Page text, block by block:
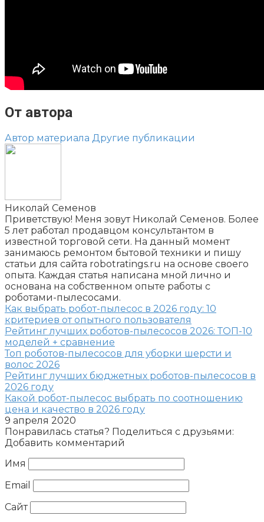
От автора
Автор материала Другие публикации
Николай Семенов
Приветствую! Меня зовут Николай Семенов. Более
5 лет работал продавцом консультантом в
известной торговой сети. На данный момент
занимаюсь ремонтом бытовой техники и пишу
статьи для сайта robotratings.ru на основе своего
опыта. Каждая статья написана мной лично и
основана на собственном опыте работы с
роботами-пылесосами.
Как выбрать робот-пылесос в 2026 году: 10
критериев от опытного пользователя
Рейтинг лучших роботов-пылесосов 2026: ТОП-10
моделей + сравнение
Топ роботов-пылесосов для уборки шерсти и
волос 2026
Рейтинг лучших бюджетных роботов-пылесосов в
2026 году
Какой робот-пылесос выбрать по соотношению
цена и качество в 2026 году
9 апреля 2020
Понравилась статья? Поделиться с друзьями:
Добавить комментарий
Имя
Email
Сайт